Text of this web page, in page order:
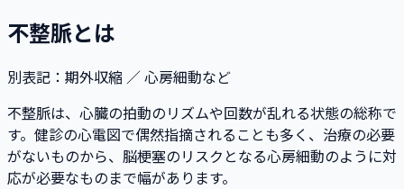
不整脈とは
別表記 ： 期外収縮 ／ 心房細動など
不整脈は、心臓の拍動のリズムや回数が乱れる状態の総称で
す。健診の心電図で偶然指摘されることも多く、治療の必要
がないものから、脳梗塞のリスクとなる心房細動のように対
応が必要なものまで幅があります。